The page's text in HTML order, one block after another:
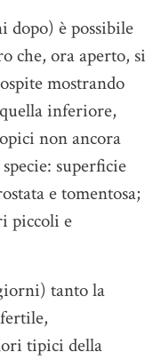
dopo) è possibile
che, ora aperto, si
mostrando
inferiore,
non ancora
superficie
e tomentosa;
piccoli e
tanto la
tipici della